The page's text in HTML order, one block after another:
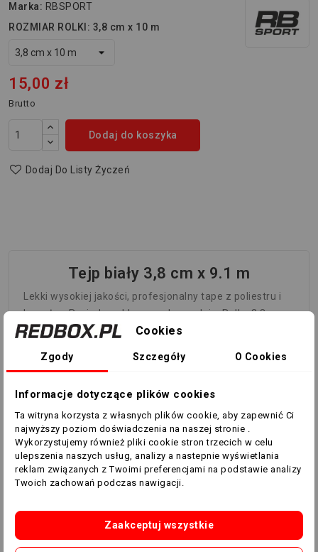
Marka: RBSPORT
ROZMIAR ROLKI: 3,8 cm x 10 m
15,00 zł
Brutto
Dodaj do koszyka
Dodaj Do Listy Życzeń
Tejp biały 3,8 cm x 9.1 m
Lekki wysokiej jakości, profesjonalny tape z poliestru i
bawełny. Posiada ząbkowane krawędzie. Rolka 3,8 cm x
9.1 m.
Specyficzne kody
Cookies
Zgody Szczegóły O Cookies
Informacje dotyczące plików cookies
Ta witryna korzysta z własnych plików cookie, aby zapewnić Ci
najwyższy poziom doświadczenia na naszej stronie .
Wykorzystujemy również pliki cookie stron trzecich w celu
ulepszenia naszych usług, analizy a nastepnie wyświetlania
reklam związanych z Twoimi preferencjami na podstawie analizy
Twoich zachowań podczas nawigacji.
Zaakceptuj wszystkie